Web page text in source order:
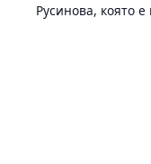
Русинова, която